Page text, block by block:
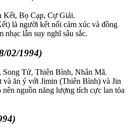
Kết, Bọ Cạp, Cự Giải.
là người kết nối cảm xúc và đồng
nhạc lẫn suy nghĩ sâu sắc.
02/1994)
Tử, Thiên Bình, Nhân Mã.
và ăn ý với Jimin (Thiên Bình) và Jin
nên nguồn năng lượng tích cực lan tỏa